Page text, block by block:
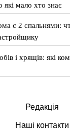
які мало хто знає
с 2 спальнями:
і хрящів: які
Редакція
Наші контакти